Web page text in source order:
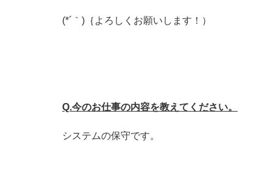
(*´｀)｛よろしくお願いします！）
Q.今のお仕事の内容を教えてください。
システムの保守です。